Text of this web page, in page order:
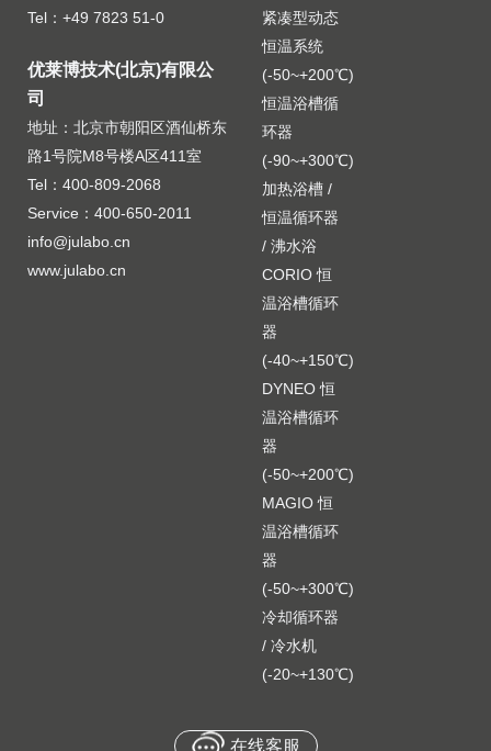
Tel：+49 7823 51-0
优莱博技术(北京)有限公
司
地址：北京市朝阳区酒仙桥东
路1号院M8号楼A区411室
Tel：400-809-2068
Service：400-650-2011
info@julabo.cn
www.julabo.cn
紧凑型动态
恒温系统
(-50~+200℃)
恒温浴槽循
环器
(-90~+300℃)
加热浴槽 /
恒温循环器
/ 沸水浴
CORIO 恒
温浴槽循环
器
(-40~+150℃)
DYNEO 恒
温浴槽循环
器
(-50~+200℃)
MAGIO 恒
温浴槽循环
器
(-50~+300℃)
冷却循环器
/ 冷水机
(-20~+130℃)
在线客服